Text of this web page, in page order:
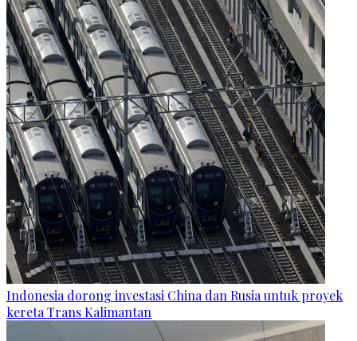
Indonesia dorong investasi China dan Rusia untuk proyek
kereta Trans Kalimantan